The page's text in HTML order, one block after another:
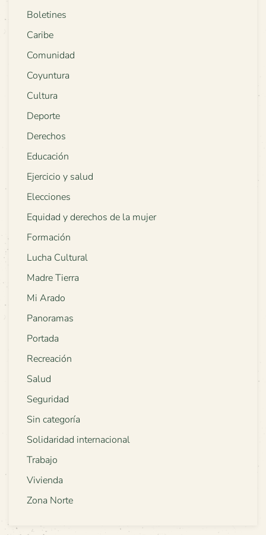
Boletines
Caribe
Comunidad
Coyuntura
Cultura
Deporte
Derechos
Educación
Ejercicio y salud
Elecciones
Equidad y derechos de la mujer
Formación
Lucha Cultural
Madre Tierra
Mi Arado
Panoramas
Portada
Recreación
Salud
Seguridad
Sin categoría
Solidaridad internacional
Trabajo
Vivienda
Zona Norte